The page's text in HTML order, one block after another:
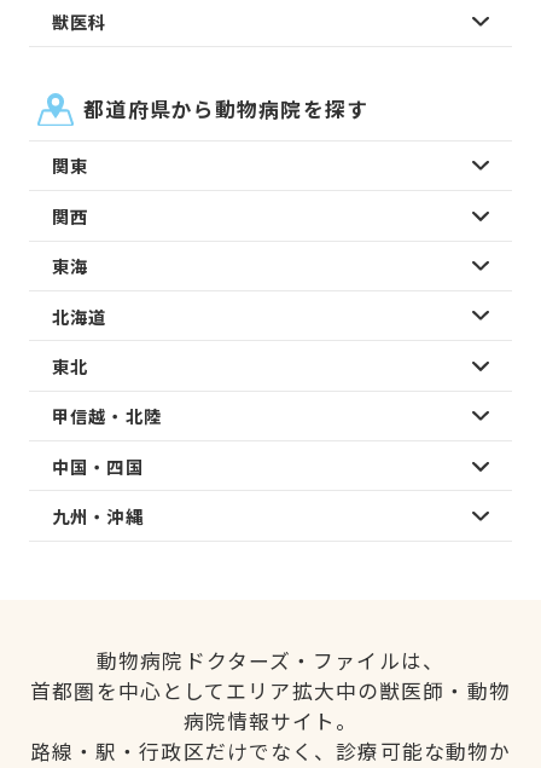
獣医科
都道府県から動物病院を探す
関東
関西
東海
北海道
東北
甲信越・北陸
中国・四国
九州・沖縄
動物病院ドクターズ・ファイルは、
首都圏を中心としてエリア拡大中の獣医師・動物
病院情報サイト。
路線・駅・行政区だけでなく、診療可能な動物か